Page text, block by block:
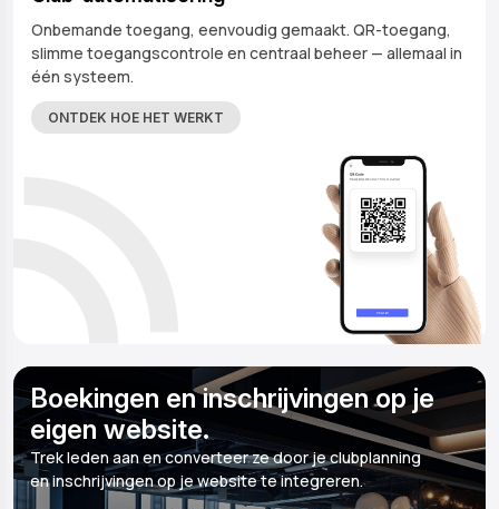
Onbemande toegang, eenvoudig gemaakt. QR-toegang,
slimme toegangscontrole en centraal beheer — allemaal in
één systeem.
ONTDEK HOE HET WERKT
Boekingen en inschrijvingen op je
eigen website.
Trek leden aan en converteer ze door je clubplanning
en inschrijvingen op je website te integreren.